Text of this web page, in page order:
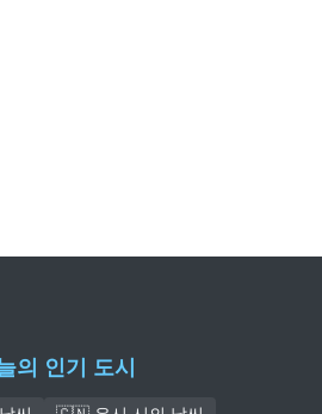
의 인기 도시